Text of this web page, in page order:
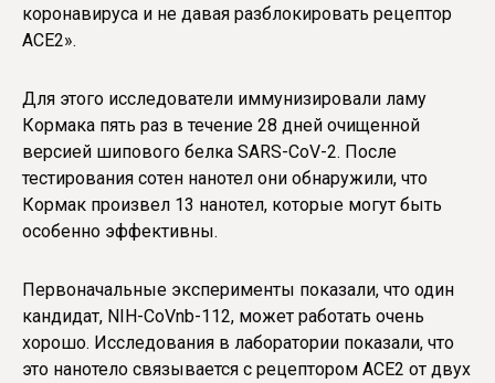
коронавируса и не давая разблокировать рецептор
ACE2».
Для этого исследователи иммунизировали ламу
Кормака пять раз в течение 28 дней очищенной
версией шипового белка SARS-CoV-2. После
тестирования сотен нанотел они обнаружили, что
Кормак произвел 13 нанотел, которые могут быть
особенно эффективны.
Первоначальные эксперименты показали, что один
кандидат, NIH-CoVnb-112, может работать очень
хорошо. Исследования в лаборатории показали, что
это нанотело связывается с рецептором ACE2 от двух